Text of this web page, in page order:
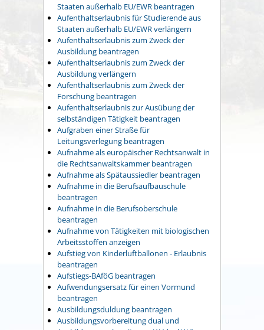
Staaten außerhalb EU/EWR beantragen
Aufenthaltserlaubnis für Studierende aus
Staaten außerhalb EU/EWR verlängern
Aufenthaltserlaubnis zum Zweck der
Ausbildung beantragen
Aufenthaltserlaubnis zum Zweck der
Ausbildung verlängern
Aufenthaltserlaubnis zum Zweck der
Forschung beantragen
Aufenthaltserlaubnis zur Ausübung der
selbständigen Tätigkeit beantragen
Aufgraben einer Straße für
Leitungsverlegung beantragen
Aufnahme als europäischer Rechtsanwalt in
die Rechtsanwaltskammer beantragen
Aufnahme als Spätaussiedler beantragen
Aufnahme in die Berufsaufbauschule
beantragen
Aufnahme in die Berufsoberschule
beantragen
Aufnahme von Tätigkeiten mit biologischen
Arbeitsstoffen anzeigen
Aufstieg von Kinderluftballonen - Erlaubnis
beantragen
Aufstiegs-BAföG beantragen
Aufwendungsersatz für einen Vormund
beantragen
Ausbildungsduldung beantragen
Ausbildungsvorbereitung dual und